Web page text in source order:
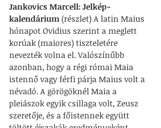
Jankovics Marcell: Jelkép-
kalendárium (részlet) A latin Maius
hónapot Ovidius szerint a meglett
korúak (maiores) tiszteletére
nevezték volna el. Valószínűbb
azonban, hogy a régi római Maia
istennő vagy férfi párja Maius volt a
névadó. A görögöknél Maia a
pleiászok egyik csillaga volt, Zeusz
szeretője, és a főistennek együtt